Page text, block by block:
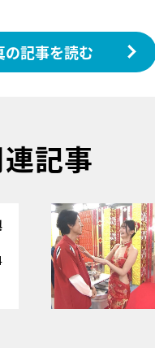
の記事を読む
記事